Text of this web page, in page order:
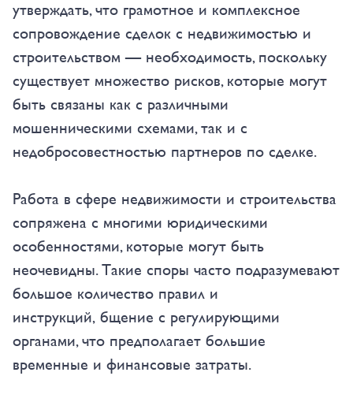
утверждать, что грамотное и комплексное
сопровождение сделок с недвижимостью и
строительством — необходимость, поскольку
существует множество рисков, которые могут
быть связаны как с различными
мошенническими схемами, так и с
недобросовестностью партнеров по сделке.
Работа в сфере недвижимости и строительства
сопряжена с многими юридическими
особенностями, которые могут быть
неочевидны. Такие споры часто подразумевают
большое количество правил и
инструкций, бщение с регулирующими
органами, что предполагает большие
временные и финансовые затраты.